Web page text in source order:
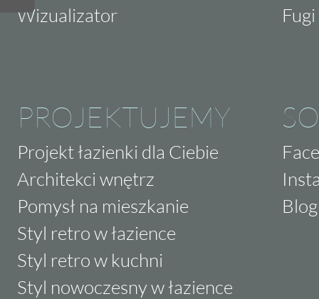
Wizualizator
PROJEKTUJEMY
Projekt łazienki dla Ciebie
Architekci wnętrz
Pomysł na mieszkanie
Styl retro w łazience
Styl retro w kuchni
Styl nowoczesny w łazience
Blog